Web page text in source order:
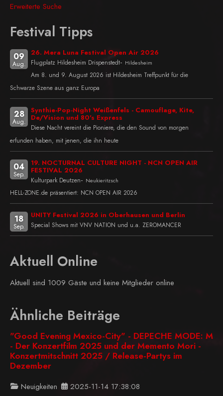
Erweiterte Suche
Festival Tipps
09
Aug.
26. Mera Luna Festival Open Air 2026
Flugplatz Hildesheim Drispenstedt- Hildesheim
Am 8. und 9. August 2026 ist Hildesheim Treffpunkt für die
Schwarze Szene aus ganz Europa
28
Aug.
Synthie-Pop-Night Weißenfels - Camouflage, Kite,
De/Vision und 80's Express
Diese Nacht vereint die Pioniere, die den Sound von morgen
erfunden haben, mit jenen, die ihn heute
04
Sep.
19. NOCTURNAL CULTURE NIGHT - NCN OPEN AIR
FESTIVAL 2026
Kulturpark Deutzen- Neukieritzsch
HELL-ZONE.de präsentiert: NCN OPEN AIR 2026
18
Sep.
UNITY Festival 2026 in Oberhausen und Berlin
Special Shows mit VNV NATION und u.a. ZEROMANCER
Aktuell Online
Aktuell sind 1009 Gäste und keine Mitglieder online
Ähnliche Beiträge
"Good Evening Mexico-City" - DEPECHE MODE: M
- Der Konzertfilm 2025 und der Memento Mori -
Konzertmitschnitt 2025 / Release-Partys im
Dezember
Neuigkeiten 2025-11-14 17:38:08